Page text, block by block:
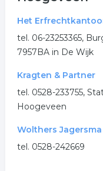
.
Het
tel. 06-23253365,
7957BA in De Wijk
Kragten & Partner
tel. 0528-233755,
Hoogeveen
Wolthers
tel. 0528-242669